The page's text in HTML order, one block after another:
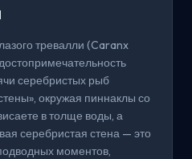
тревалли (Caranx
серебристых рыб
окружая пиннаклы со
в толще воды, а
серебристая стена — это
моментов,